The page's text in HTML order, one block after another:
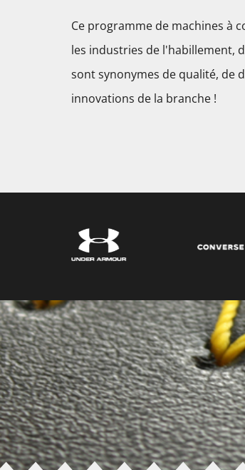
Ce programme de machines à
les industries de l'habillement,
sont synonymes de qualité, de
innovations de la branche !